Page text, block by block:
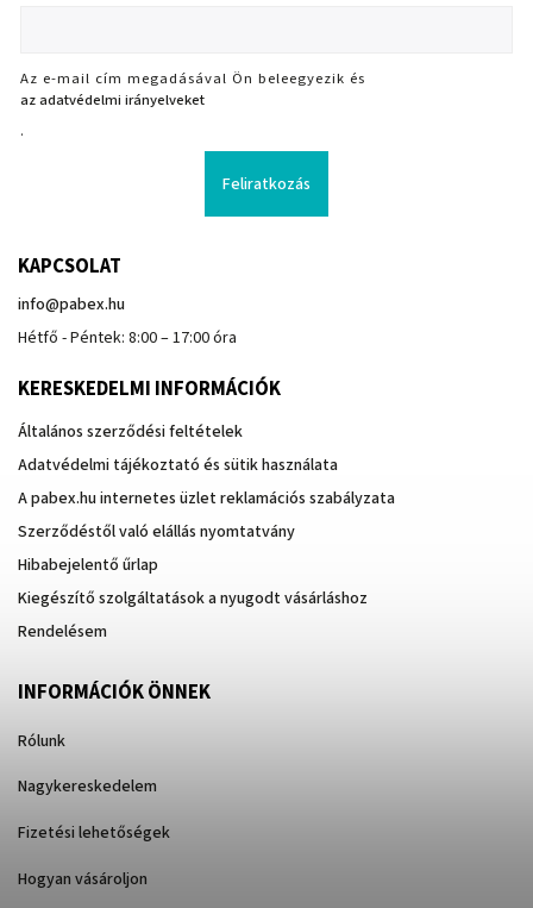
Az e-mail cím megadásával Ön beleegyezik és
az adatvédelmi irányelveket
.
Feliratkozás
KAPCSOLAT
info@pabex.hu
Hétfő - Péntek: 8:00 – 17:00 óra
KERESKEDELMI INFORMÁCIÓK
Általános szerződési feltételek
Adatvédelmi tájékoztató és sütik használata
A pabex.hu internetes üzlet reklamációs szabályzata
Szerződéstől való elállás nyomtatvány
Hibabejelentő űrlap
Kiegészítő szolgáltatások a nyugodt vásárláshoz
Rendelésem
INFORMÁCIÓK ÖNNEK
Rólunk
Nagykereskedelem
Fizetési lehetőségek
Hogyan vásároljon